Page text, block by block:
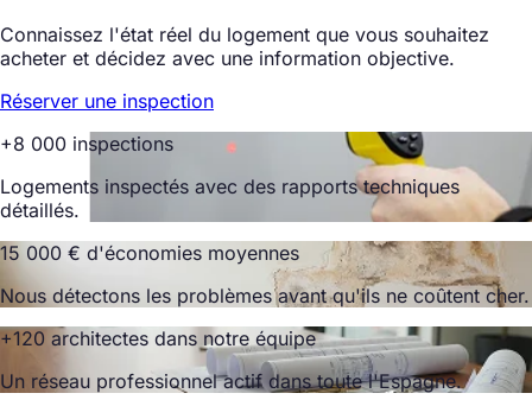
Connaissez l'état réel du logement que vous souhaitez
acheter et décidez avec une information objective.
Réserver une inspection
+8 000 inspections
Logements inspectés avec des rapports techniques
détaillés.
15 000 € d'économies moyennes
Nous détectons les problèmes avant qu'ils ne coûtent cher.
+120 architectes dans notre équipe
Un réseau professionnel actif dans toute l'Espagne.